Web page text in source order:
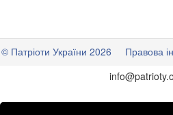
© Патріоти України 2026 Правова
info@